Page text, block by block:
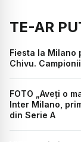
TE-AR
Fiesta la Milano
Chivu.
FOTO „Aveți o
Inter Milano,
din Serie A